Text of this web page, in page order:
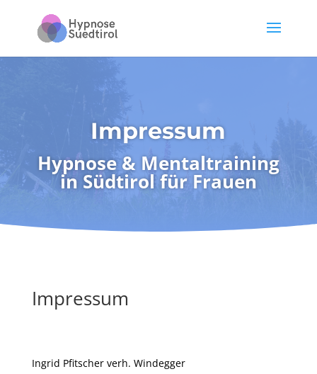
Impressum
Hypnose & Mentaltraining
in Südtirol für Frauen
Impressum
Ingrid Pfitscher verh. Windegger